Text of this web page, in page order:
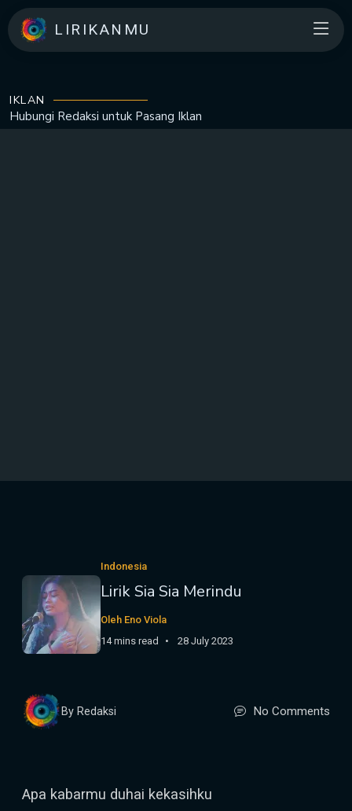
LIRIKANMU
IKLAN
Hubungi Redaksi untuk Pasang Iklan
Indonesia
Lirik Sia Sia Merindu
Oleh Eno Viola
14 mins read
28 July 2023
By Redaksi No Comments
Apa kabarmu duhai kekasihku